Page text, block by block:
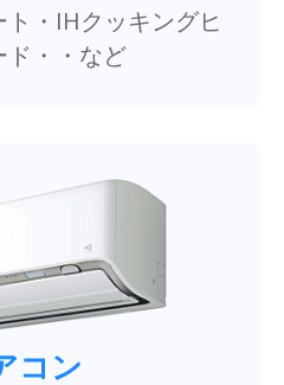
・IHクッキングヒ
ド・・など
コン